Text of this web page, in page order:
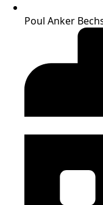
Poul Anker